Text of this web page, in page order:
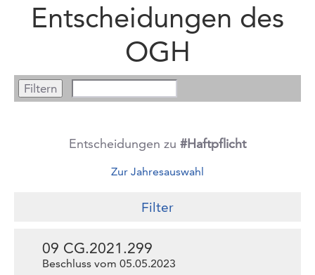
Entscheidungen des
OGH
Entscheidungen zu #Haftpflicht
Zur Jahresauswahl
Filter
09 CG.2021.299
Beschluss vom 05.05.2023